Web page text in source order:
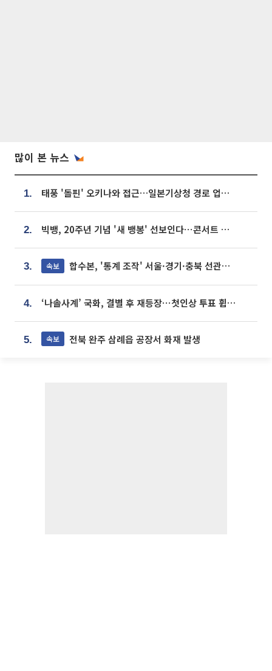
많이 본 뉴스
1. 태풍 '돌핀' 오키나와 접근…일본기상청 경로 업데이트
2. 빅뱅, 20주년 기념 '새 뱅봉' 선보인다⋯콘서트 앞두고 팝업 개최
3. 속보 합수본, '통계 조작' 서울·경기·충북 선관위 등 추가 압수수색
4. ‘나솔사계’ 국화, 결별 후 재등장⋯첫인상 투표 휩쓸고 ‘인기녀’ 등극
5. 속보 전북 완주 삼례읍 공장서 화재 발생